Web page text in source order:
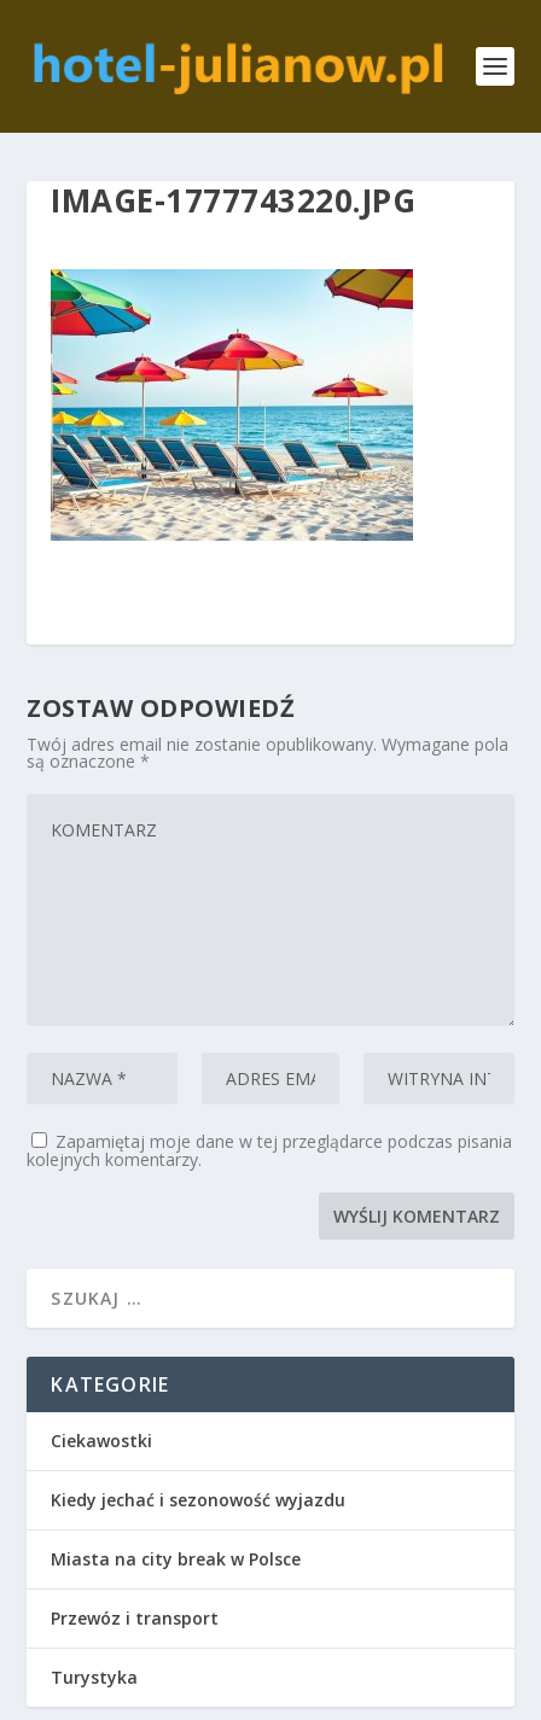
IMAGE-1777743220.JPG
ZOSTAW ODPOWIEDŹ
Twój adres email nie zostanie opublikowany. Wymagane pola
są oznaczone*
Zapamiętaj moje dane w tej przeglądarce podczas pisania
kolejnych komentarzy.
KATEGORIE
Ciekawostki
Kiedy jechać i sezonowość wyjazdu
Miasta na city break w Polsce
Przewóz i transport
Turystyka